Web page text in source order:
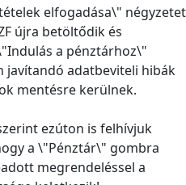
elfogadása\" négyzetet
újra betöltődik és
a pénztárhoz\"
javítandó adatbeviteli hibák
mentésre kerülnek.
ezúton is felhívjuk
a \"Pénztár\" gombra
megrendeléssel a